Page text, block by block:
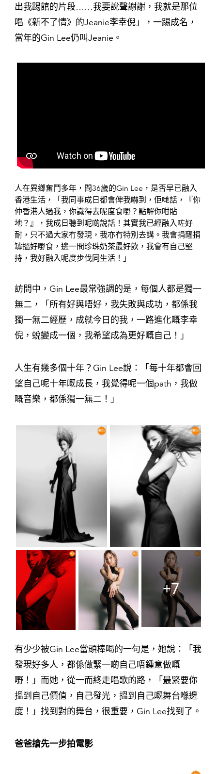
出我踢館的片段……我要說聲謝謝，我就是那位
唱《新不了情》的Jeanie李幸倪」，一踢成名，
當年的Gin Lee仍叫Jeanie。
人在異鄉奮鬥多年，問36歲的Gin Lee，是否早已融入
香港生活，「我同事成日都會俾我嚇到，佢哋話，『你
仲香港人過我，你識得去呢度食嘢？點解你咁貼
地？』，我成日聽到呢啲說話！其實我已經融入咗好
耐，只不過大家冇發現，我亦冇特別去講。我會捐窿捐
罅搵好嘢食，邊一間珍珠奶茶最好飲，我會有自己堅
持，我好融入呢度步伐同生活！」
訪問中，Gin Lee最常強調的是，每個人都是獨一
無二，「所有好與唔好，我失敗與成功，都係我
獨一無二經歷，成就今日的我，一路進化嘅李幸
倪，蛻變成一個，我希望成為更好嘅自己！」
人生有幾多個十年？Gin Lee說：「每十年都會回
望自己呢十年嘅成長，我覺得呢一個path，我做
嘅音樂，都係獨一無二！」
+7
有少少被Gin Lee當頭棒喝的一句是，她說：「我
發現好多人，都係做緊一啲自己唔鍾意做嘅
嘢！」而她，從一而終走唱歌的路，「最緊要你
搵到自己價值，自己發光，搵到自己嘅舞台喺邊
度！」找到對的舞台，很重要，Gin Lee找到了。
爸爸搶先一步拍電影